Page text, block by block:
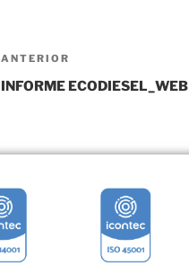
ANTERIOR
INFORME ECODIESEL_WEB